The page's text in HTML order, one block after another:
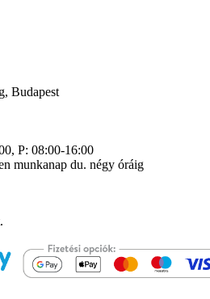
Budapest
P: 08:00-16:00
munkanap du. négy óráig